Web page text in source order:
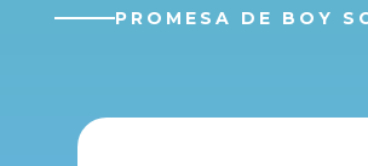
PROMESA DE BOY